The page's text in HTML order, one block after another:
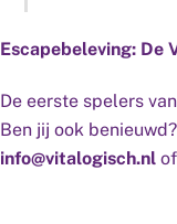
Escapebeleving: De
De eerste spelers
Ben jij ook
info@vitalogisch.nl